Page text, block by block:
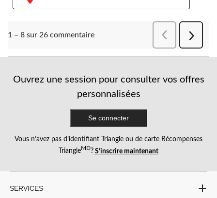
1 – 8 sur 26 commentaire
Suivant
Ouvrez une session pour consulter vos offres
personnalisées
Se connecter
Vous n’avez pas d’identifiant Triangle ou de carte Récompenses
TriangleMD? S’inscrire maintenant
SERVICES